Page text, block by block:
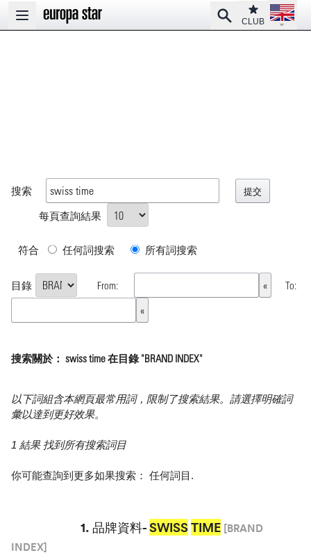
Open main menu
SearchClub
CLUB
Open
搜索
每頁查詢結果
符合 任何詞搜索 所有詞搜索
目錄 From: To:
搜索關於： swiss time 在目錄 "BRAND INDEX"
以下詞組含本網頁最常用詞，限制了搜索結果。請選擇明確詞
彙以達到更好效果。
1 結果 找到所有搜索詞目
你可能查詢到更多如果搜索： 任何詞目 .
1. 品牌資料-SWISSTIME [BRAND
INDEX]